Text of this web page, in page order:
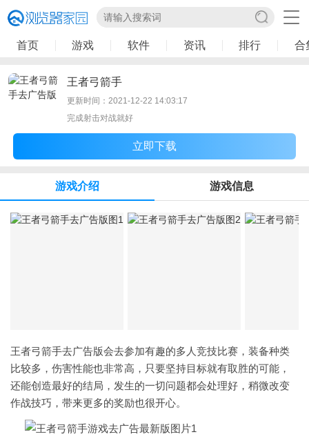
首页 游戏 软件 资讯 排行 合
王者弓箭手
更新时间：2021-12-22 14:03:17
完成射击对战就好
立即下载
游戏介绍 游戏信息
王者弓箭手去广告版会去参加有趣的多人竞技比赛，装备种类
比较多，伤害性能也非常高，只要坚持目标就有取胜的可能，
还能创造最好的结局，发生的一切问题都会处理好，稍微改变
作战技巧，带来更多的奖励也很开心。